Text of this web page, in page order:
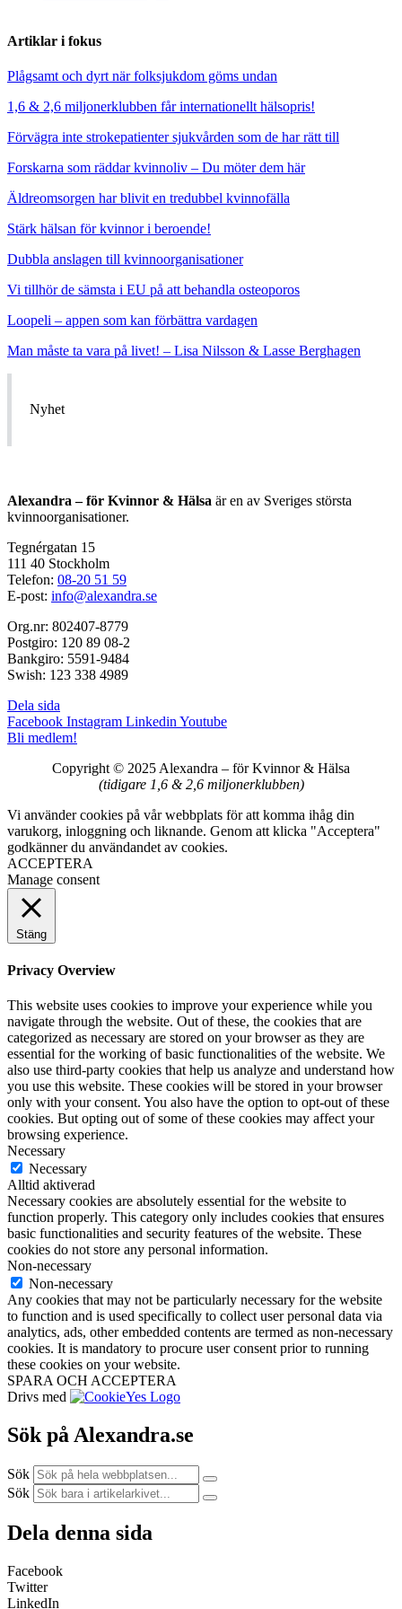
Artiklar i fokus
Plågsamt och dyrt när folksjukdom göms undan
1,6 & 2,6 miljonerklubben får internationellt hälsopris!
Förvägra inte strokepatienter sjukvården som de har rätt till
Forskarna som räddar kvinnoliv – Du möter dem här
Äldreomsorgen har blivit en tredubbel kvinnofälla
Stärk hälsan för kvinnor i beroende!
Dubbla anslagen till kvinnoorganisationer
Vi tillhör de sämsta i EU på att behandla osteoporos
Loopeli – appen som kan förbättra vardagen
Man måste ta vara på livet! – Lisa Nilsson & Lasse Berghagen
Nyhet
Alexandra – för Kvinnor & Hälsa är en av Sveriges största
kvinnoorganisationer.
Tegnérgatan 15
111 40 Stockholm
Telefon: 08-20 51 59
E-post: info@alexandra.se
Org.nr: 802407-8779
Postgiro: 120 89 08-2
Bankgiro: 5591-9484
Swish: 123 338 4989
Dela sida
Facebook Instagram Linkedin Youtube
Bli medlem!
Copyright © 2025 Alexandra – för Kvinnor & Hälsa
(tidigare 1,6 & 2,6 miljonerklubben)
Vi använder cookies på vår webbplats för att komma ihåg din
varukorg, inloggning och liknande. Genom att klicka "Acceptera"
godkänner du användandet av cookies.
ACCEPTERA
Manage consent
Stäng
Privacy Overview
This website uses cookies to improve your experience while you
navigate through the website. Out of these, the cookies that are
categorized as necessary are stored on your browser as they are
essential for the working of basic functionalities of the website. We
also use third-party cookies that help us analyze and understand how
you use this website. These cookies will be stored in your browser
only with your consent. You also have the option to opt-out of these
cookies. But opting out of some of these cookies may affect your
browsing experience.
Necessary
Necessary
Alltid aktiverad
Necessary cookies are absolutely essential for the website to
function properly. This category only includes cookies that ensures
basic functionalities and security features of the website. These
cookies do not store any personal information.
Non-necessary
Non-necessary
Any cookies that may not be particularly necessary for the website
to function and is used specifically to collect user personal data via
analytics, ads, other embedded contents are termed as non-necessary
cookies. It is mandatory to procure user consent prior to running
these cookies on your website.
SPARA OCH ACCEPTERA
Drivs med
Sök på Alexandra.se
Sök
Sök
Dela denna sida
Facebook
Twitter
LinkedIn